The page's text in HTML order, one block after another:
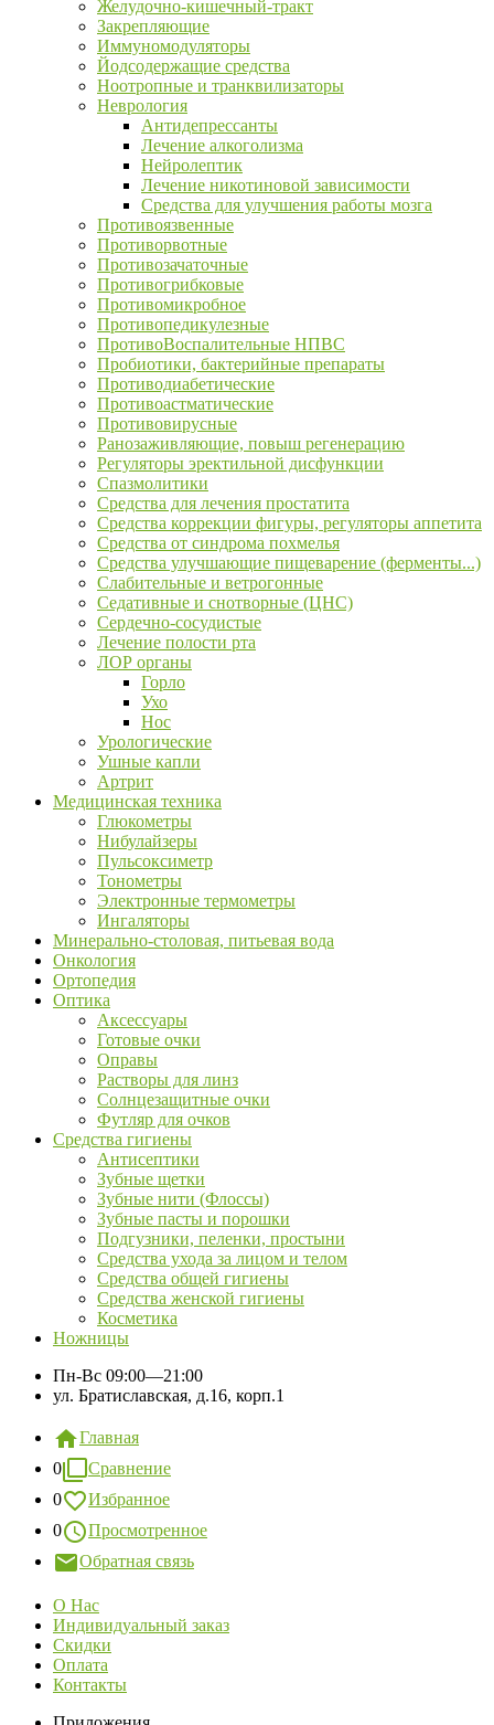
Желудочно-кишечный-тракт
Закрепляющие
Иммуномодуляторы
Йодсодержащие средства
Ноотропные и транквилизаторы
Неврология
Антидепрессанты
Лечение алкоголизма
Нейролептик
Лечение никотиновой зависимости
Средства для улучшения работы мозга
Противоязвенные
Противорвотные
Противозачаточные
Противогрибковые
Противомикробное
Противопедикулезные
ПротивоВоспалительные НПВС
Пробиотики, бактерийные препараты
Противодиабетические
Противоастматические
Противовирусные
Ранозаживляющие, повыш регенерацию
Регуляторы эректильной дисфункции
Спазмолитики
Средства для лечения простатита
Средства коррекции фигуры, регуляторы аппетита
Средства от синдрома похмелья
Средства улучшающие пищеварение (ферменты...)
Слабительные и ветрогонные
Седативные и снотворные (ЦНС)
Сердечно-сосудистые
Лечение полости рта
ЛОР органы
Горло
Ухо
Нос
Урологические
Ушные капли
Артрит
Медицинская техника
Глюкометры
Нибулайзеры
Пульсоксиметр
Тонометры
Электронные термометры
Ингаляторы
Минерально-столовая, питьевая вода
Онкология
Ортопедия
Оптика
Аксессуары
Готовые очки
Оправы
Растворы для линз
Солнцезащитные очки
Футляр для очков
Средства гигиены
Антисептики
Зубные щетки
Зубные нити (Флоссы)
Зубные пасты и порошки
Подгузники, пеленки, простыни
Средства ухода за лицом и телом
Средства общей гигиены
Средства женской гигиены
Косметика
Ножницы
Пн-Вс 09:00—21:00
ул. Братиславская, д.16, корп.1
Главная
0
Сравнение
0
Избранное
0
Просмотренное
Обратная связь
О Нас
Индивидуальный заказ
Скидки
Оплата
Контакты